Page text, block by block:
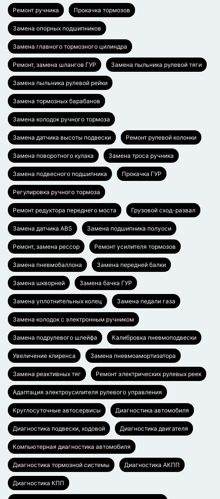
Ремонт ручника Прокачка тормозов
Замена опорных подшипников
Замена главного тормозного цилиндра
Ремонт, замена шлангов ГУР Замена пыльника рулевой тяги
Замена пыльника рулевой рейки
Замена тормозных барабанов
Замена колодок ручного тормоза
Замена датчика высоты подвески Ремонт рулевой колонки
Замена поворотного кулака Замена троса ручника
Замена подвесного подшипника Прокачка ГУР
Регулировка ручного тормоза
Ремонт редуктора переднего моста Грузовой сход-развал
Замена датчика ABS Замена подшипника полуоси
Ремонт, замена рессор Ремонт усилителя тормозов
Замена пневмобаллона Замена передней балки
Замена шкворней Замена бачка ГУР
Замена уплотнительных колец Замена педали газа
Замена колодок с электронным ручником
Замена подрулевого шлейфа Калибровка пневмоподвески
Увеличение клиренса Замена пневмоамортизатора
Замена реактивных тяг Ремонт электрических рулевых реек
Адаптация электроусилителя рулевого управления
Круглосуточные автосервисы Диагностика автомобиля
Диагностика подвески, ходовой Диагностика двигателя
Компьютерная диагностика автомобиля
Диагностика тормозной системы Диагностика АКПП
Диагностика КПП